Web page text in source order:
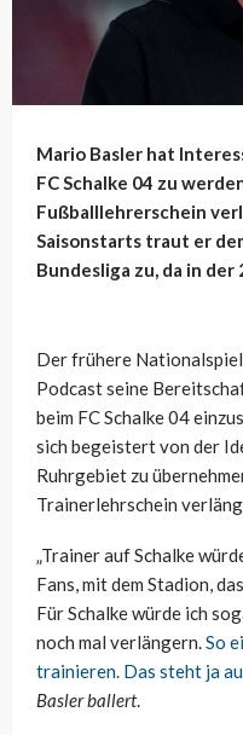
Mario Basler hat
FC Schalke 04 zu
Fußballlehrerschein
Saisonstarts traut er
Bundesliga zu, da in der
Der frühere
Podcast seine
beim FC Schalke 04
sich begeistert von der
Ruhrgebiet zu
Trainerlehrschein
„Trainer auf Schalke
Fans, mit dem Stadion,
Für Schalke würde ich
noch mal verlängern.So
trainieren. Das steht ja
Basler ballert.